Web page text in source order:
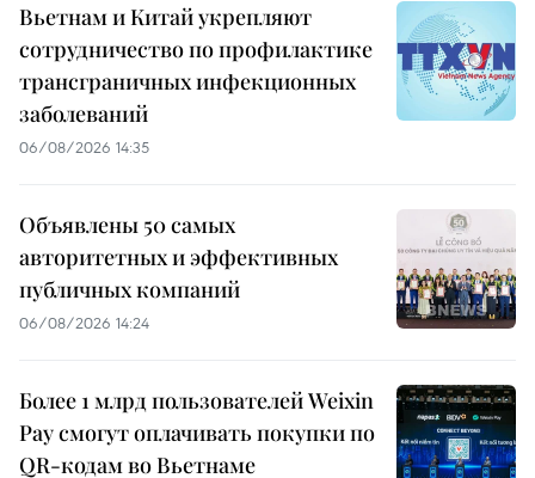
Вьетнам и Китай укрепляют
сотрудничество по профилактике
трансграничных инфекционных
заболеваний
06/08/2026 14:35
Объявлены 50 самых
авторитетных и эффективных
публичных компаний
06/08/2026 14:24
Более 1 млрд пользователей Weixin
Pay смогут оплачивать покупки по
QR-кодам во Вьетнаме